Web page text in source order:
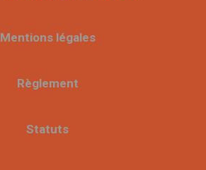
Mentions légales
Règlement
Statuts